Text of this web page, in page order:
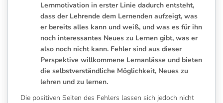
Lernmotivation in erster Linie dadurch entsteht,
dass der Lehrende dem Lernenden aufzeigt, was
er bereits alles kann und weiß, und was es für ihn
noch interessantes Neues zu Lernen gibt, was er
also noch nicht kann. Fehler sind aus dieser
Perspektive willkommene Lernanlässe und bieten
die selbstverständliche Möglichkeit, Neues zu
lehren und zu lernen.
Die positiven Seiten des Fehlers lassen sich jedoch nicht